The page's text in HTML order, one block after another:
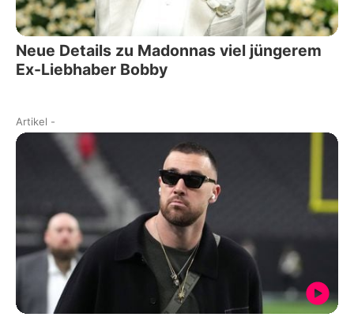
Neue Details zu Madonnas viel jüngerem
Ex-Liebhaber Bobby
Artikel -